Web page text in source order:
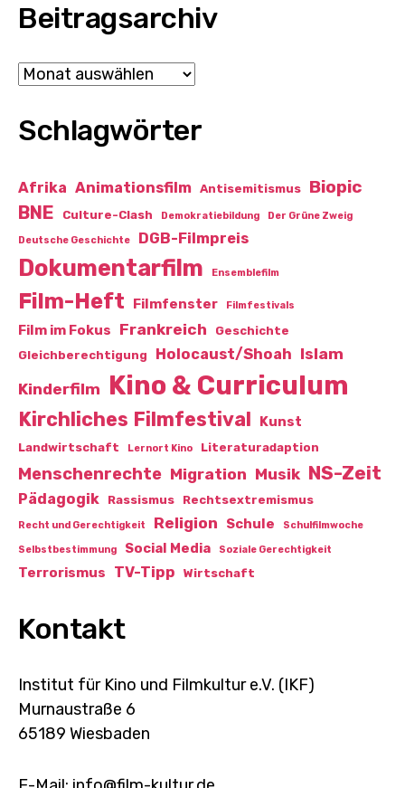
Beitragsarchiv
Archiv
Schlagwörter
Afrika Animationsfilm Antisemitismus Biopic
BNE Culture-Clash Demokratiebildung Der Grüne Zweig
Deutsche Geschichte DGB-Filmpreis
Dokumentarfilm Ensemblefilm
Film-Heft Filmfenster Filmfestivals
Film im Fokus Frankreich
Geschichte
Gleichberechtigung
Holocaust/Shoah Islam
Kinderfilm Kino & Curriculum
Kirchliches Filmfestival Kunst
Landwirtschaft Lernort Kino Literaturadaption
Menschenrechte Migration Musik NS-Zeit
Pädagogik Rassismus Rechtsextremismus
Recht und Gerechtigkeit Religion Schule Schulfilmwoche
Selbstbestimmung Social Media Soziale Gerechtigkeit
Terrorismus TV-Tipp Wirtschaft
Kontakt
Institut für Kino und Filmkultur e.V. (IKF)
Murnaustraße 6
65189 Wiesbaden